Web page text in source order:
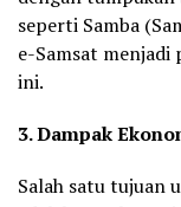
seperti Samba
e-Samsat menjadi
ini.
3. Dampak
Salah satu tujuan